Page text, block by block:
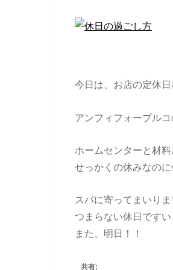
今日は、お店の定休
アンフィフォープル
ホームセンターと材料
せっかくの休みなの
スパに寄ってまいりま
つまらない休日ですい
また、明日！！
共有: